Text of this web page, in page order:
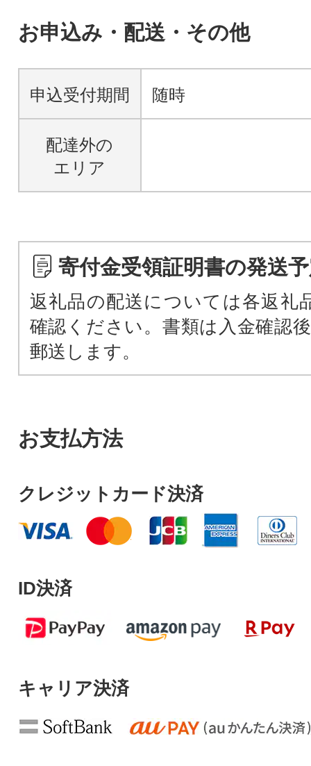
お申込み・配送・その他
申込受付期間 随時
配達外の
エリア
寄付金受領証明書の発送
返礼品の配送については各返礼
確認ください。書類は入金確認
郵送します。
お支払方法
クレジットカード決済
ID決済
キャリア決済